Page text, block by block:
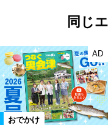
同じ
おでかけ
AD